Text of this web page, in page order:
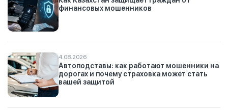
финансовых мошенников
4.08.2026
Автоподставы: как работают мошенники на
дорогах и почему страховка может стать
вашей защитой